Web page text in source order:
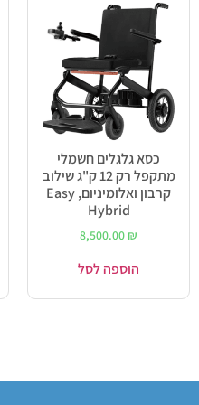
כסא גלגלים חשמלי
מתקפל רק 12 ק"ג שילוב
קרבון ואלומיניום, Easy
Hybrid
8,500.00 ₪
הוספה לסל